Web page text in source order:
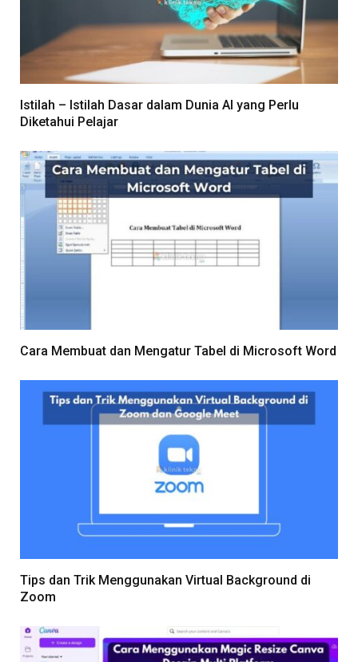
Istilah – Istilah Dasar dalam Dunia AI yang Perlu
Diketahui Pelajar
Cara Membuat dan Mengatur Tabel di Microsoft Word
Tips dan Trik Menggunakan Virtual Background di
Zoom